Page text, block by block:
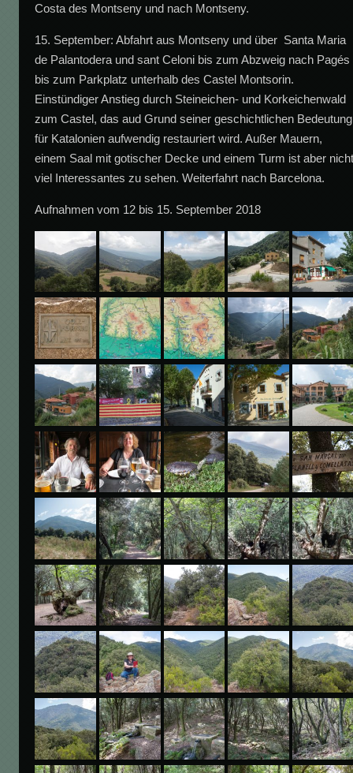
Costa des Montseny und nach Montseny.
15. September: Abfahrt aus Montseny und über Santa Maria
de Palantodera und sant Celoni bis zum Abzweig nach Pagés
bis zum Parkplatz unterhalb des Castel Montsorin.
Einstündiger Anstieg durch Steineichen- und Korkeichenwald
zum Castel, das aud Grund seiner geschichtlichen Bedeutung
für Katalonien aufwendig restauriert wird. Außer Mauern,
einem Saal mit gotischer Decke und einem Turm ist aber
viel Interessantes zu sehen. Weiterfahrt nach Barcelona.
Aufnahmen vom 12 bis 15. September 2018